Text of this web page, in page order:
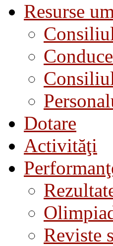
Resurse
Dotare
Activităţi
Reviste